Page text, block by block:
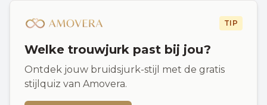
TIP
Welke trouwjurk past bij jou?
Ontdek jouw bruidsjurk-stijl met de gratis
stijlquiz van Amovera.